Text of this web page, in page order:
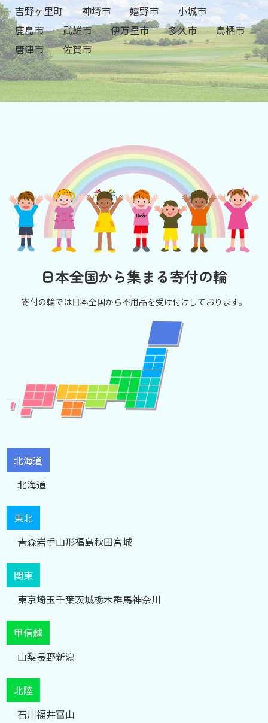
吉野ヶ里町
神埼市 嬉野市
小城市
鹿島市
武雄市 伊万里市 多久市
鳥栖市
唐津市
佐賀市
日本全国から集まる寄付の輪
寄付の輪では日本全国から不用品を受け付けしております。
北海道
北海道
東北
青森岩手山形福島秋田宮城
関東
東京埼玉千葉茨城栃木群馬神奈川
甲信越
山梨長野新潟
北陸
石川福井富山